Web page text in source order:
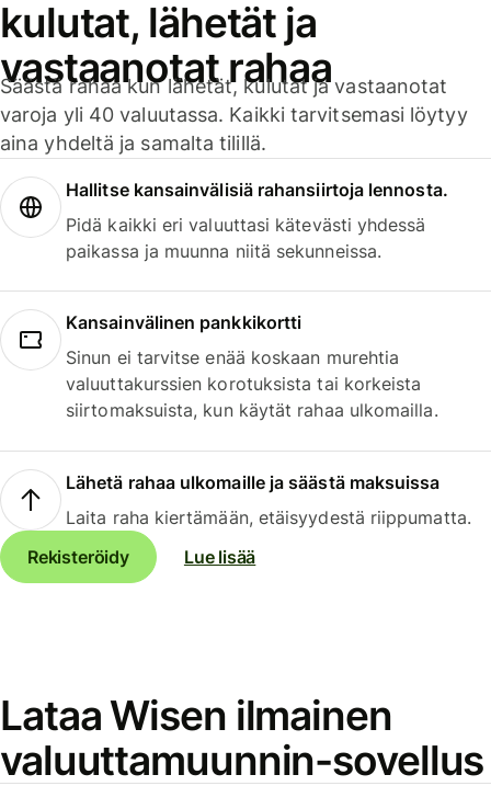
kulutat, lähetät ja
vastaanotat rahaa
Säästä rahaa kun lähetät, kulutat ja vastaanotat
varoja yli 40 valuutassa. Kaikki tarvitsemasi löytyy
aina yhdeltä ja samalta tilillä.
Hallitse kansainvälisiä rahansiirtoja lennosta.
Pidä kaikki eri valuuttasi kätevästi yhdessä
paikassa ja muunna niitä sekunneissa.
Kansainvälinen pankkikortti
Sinun ei tarvitse enää koskaan murehtia
valuuttakurssien korotuksista tai korkeista
siirtomaksuista, kun käytät rahaa ulkomailla.
Lähetä rahaa ulkomaille ja säästä maksuissa
Laita raha kiertämään, etäisyydestä riippumatta.
Rekisteröidy
Lue lisää
Lataa Wisen ilmainen
valuuttamuunnin-sovellus